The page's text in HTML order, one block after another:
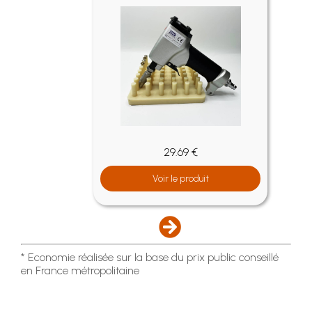
29.69 €
Voir le produit
* Economie réalisée sur la base du prix public conseillé
en France métropolitaine